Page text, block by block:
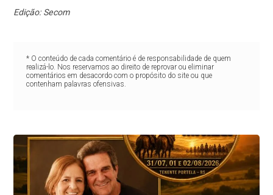
Edição: Secom
* O conteúdo de cada comentário é de responsabilidade de quem
realizá-lo. Nos reservamos ao direito de reprovar ou eliminar
comentários em desacordo com o propósito do site ou que
contenham palavras ofensivas.